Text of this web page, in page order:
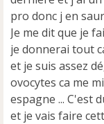
pro donc j en
Je me dit que je
je donnerai tout
et je suis assez
ovocytes ca me
espagne ... C'est
et je vais faire